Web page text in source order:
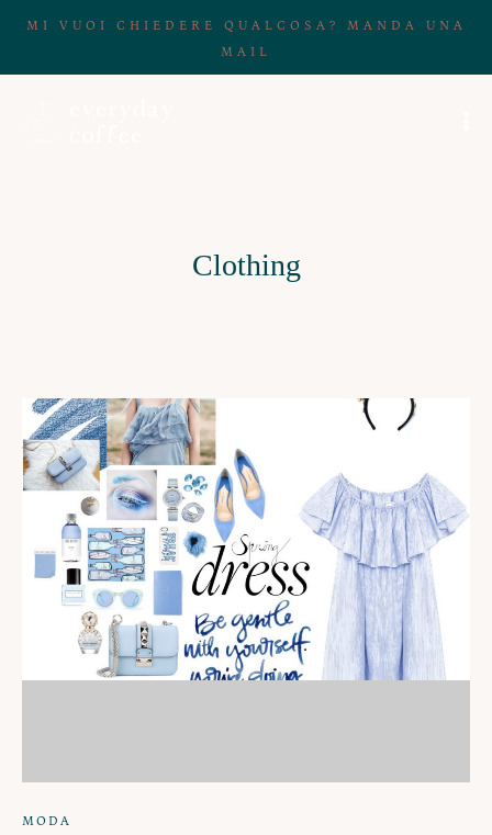
MI VUOI CHIEDERE QUALCOSA? MANDA UNA
MAIL
Clothing
MODA